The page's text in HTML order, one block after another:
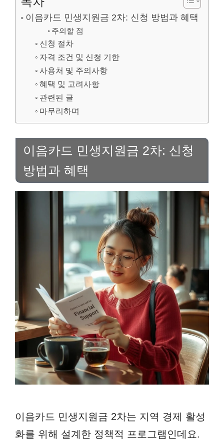
이음카드 민생지원금 2차: 신청 방법과 혜택
주의할 점
신청 절차
자격 조건 및 신청 기한
사용처 및 주의사항
혜택 및 고려사항
관련된 글
마무리하며
이음카드 민생지원금 2차: 신청
방법과 혜택
이음카드 민생지원금 2차는 지역 경제 활성
화를 위해 설계한 정책적 프로그램인데요.